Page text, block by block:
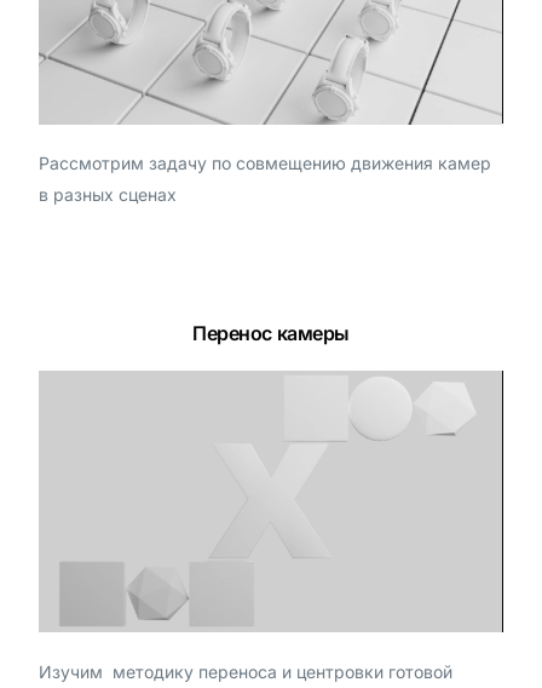
Рассмотрим задачу по совмещению движения камер
в разных сценах
Перенос камеры
Изучим методику переноса и центровки готовой